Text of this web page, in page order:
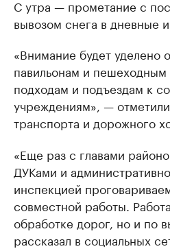
С утра — прометание с
вывозом снега в дневные
«Внимание будет уделено
павильонам и
подходам и подъездам к
учреждениям», —
транспорта и дорожного
«Еще раз с главами
ДУКами и
инспекцией
совместной работы.
обработке дорог, но и по
рассказал в социальных